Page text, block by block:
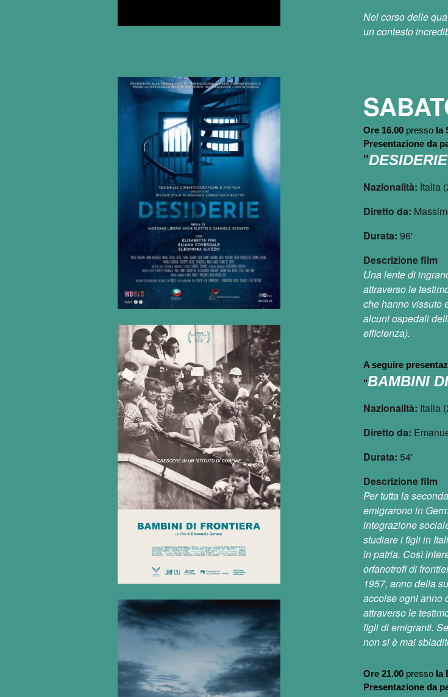
Nel corso delle
un contesto
Ore 16.00 presso la
Presentazione da
"DESIDERIE
Nazionalità: Italia
Diretto da:
Durata: 96'
Descrizione film
Una lente di
attraverso le
che hanno vissuto
alcuni ospedali
efficienza).
A seguire
"BAMBINI
Nazionalità: Italia
Diretto da:
Durata: 54'
Descrizione film
Per tutta la
emigrarono in
integrazione
studiare i figli in
in patria. Così
orfanotrofi di
1957, anno della
accolse ogni anno
attraverso le
figli di emigranti.
non si è mai
Ore 21.00 presso la
Presentazione da